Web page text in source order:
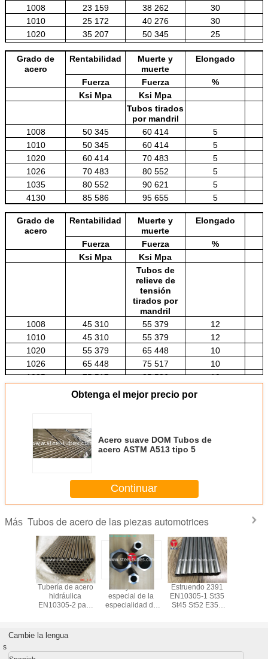
1008
23 159 38 262
30
1010
25 172 40 276
30
1020
35 207 50 345
25
1035
45 310 65 448 20
Grado de
acero
Rentabilidad
Muerte y
muerte
Elongado
Fuerza Fuerza %
Ksi Mpa
Ksi Mpa
Tubos tirados
por mandril
1008
50 345 60 414
5
1010
50 345 60 414
5
1020
60 414 70 483
5
1026
70 483 80 552
5
1035
80 552 90 621
5
4130
85 586 95 655
5
4140
100 690 110 758
5
Grado de
acero
Rentabilidad
Muerte y
muerte
Elongado
Fuerza Fuerza %
Ksi Mpa
Ksi Mpa
Tubos de
relieve de
tensión
tirados por
mandril
1008
45 310 55 379
12
1010
45 310 55 379
12
1020
55 379 65 448
10
1026
65 448 75 517
10
1035
75 517 85 586
10
80 552
Obtenga el mejor precio por
Acero suave DOM Tubos de
acero ASTM A513 tipo 5
Continuar
Más Tubos de acero de las piezas automotrices
Tubería de acero
hidráulica
EN10305-2 para
Hex. y tubería
especial de la
especialidad de
Estruendo 2391
EN10305-1 St35
St45 St52 E355
Cambie la lengua
s